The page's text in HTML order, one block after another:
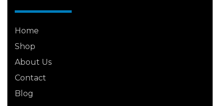
Home
Shop
About Us
Contact
Blog